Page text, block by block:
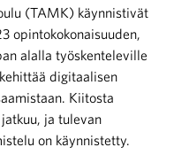
(TAMK) käynnistivät
opintokokonaisuuden,
alalla työskenteleville
digitaalisen
Kiitosta
ja tulevan
on käynnistetty.